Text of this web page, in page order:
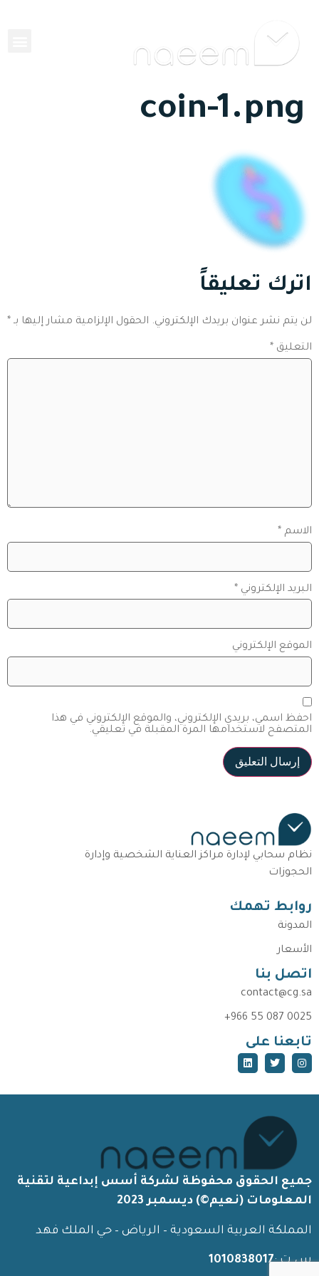
coin-1.png
اترك تعليقاً
لن يتم نشر عنوان بريدك الإلكتروني. الحقول الإلزامية مشار إليها بـ *
التعليق *
الاسم *
البريد الإلكتروني *
الموقع الإلكتروني
احفظ اسمي، بريدي الإلكتروني، والموقع الإلكتروني في هذا
المتصفح لاستخدامها المرة المقبلة في تعليقي.
نظام سحابي لإدارة مراكز العناية الشخصية وإدارة
الحجوزات
روابط تهمك
المدونة
الأسعار
اتصل بنا
contact@cg.sa
+966 55 087 0025
تابعنا على
جميع الحقوق محفوظة لشركة أسس إبداعية لتقنية
المعلومات (نعيم©) ديسمبر 2023
المملكة العربية السعودية – الرياض – حي الملك فهد
س.ت :1010838017